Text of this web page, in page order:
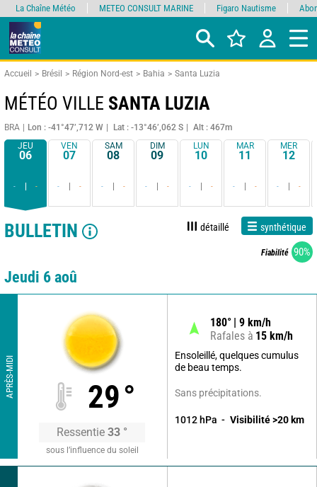
Accueil Brésil Région Nord-est Bahia Santa Luzia
MÉTÉO VILLE SANTA LUZIA
BRA Lon : -41°47’,712 W Lat : -13°46’,062 S
Alt : 467m
JEU
06
- -
VEN
07
- -
SAM
08
- -
DIM
09
- -
LUN
10
- -
MAR
11
- -
MER
12
- -
BULLETIN détaillé synthétique
Fiabilité 90%
Jeudi 6 aoû
APRÈS-MIDI 29°
Ressentie 33 °
sous l’influence du soleil
180° 9 km/h
Rafales à 15 km/h
Ensoleillé, quelques cumulus
de beau temps.
Sans précipitations.
1012 hPa Visibilité >20 km
La Chaîne Météo METEO CONSULT MARINE Figaro Nautisme